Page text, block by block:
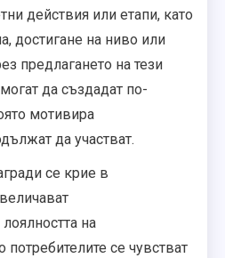
действия или етапи, като
достигане на ниво или
предлагането на тези
да създадат по-
мотивира
да участват.
се крие в
на
потребителите се чувстват